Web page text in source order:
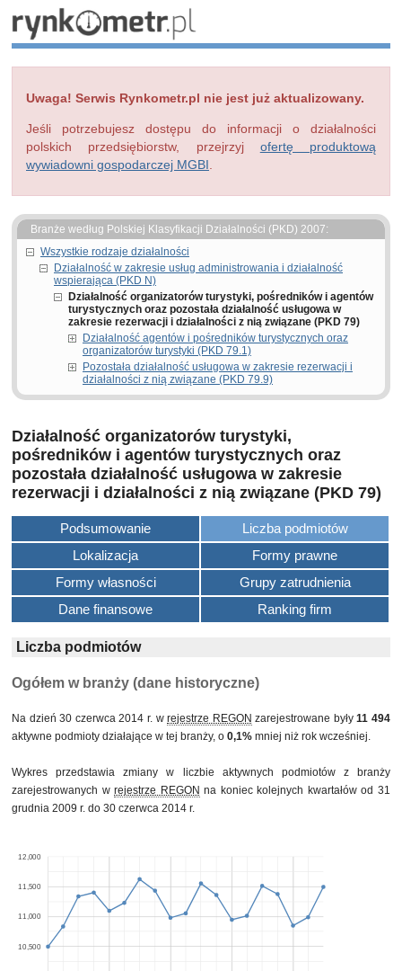
Uwaga! Serwis Rynkometr.pl nie jest już aktualizowany.
Jeśli potrzebujesz dostępu do informacji o działalności
polskich przedsiębiorstw, przejrzyj ofertę produktową
wywiadowni gospodarczej MGBI
Branże według Polskiej Klasyfikacji Działalności (PKD) 2007:
Wszystkie rodzaje działalności
Działalność w zakresie usług administrowania i działalność
wspierająca (PKD N)
Działalność organizatorów turystyki, pośredników i agentów
turystycznych oraz pozostała działalność usługowa w
zakresie rezerwacji i działalności z nią związane (PKD 79)
Działalność agentów i pośredników turystycznych oraz
organizatorów turystyki (PKD 79.1)
Pozostała działalność usługowa w zakresie rezerwacji i
działalności z nią związane (PKD 79.9)
Działalność organizatorów turystyki,
pośredników i agentów turystycznych oraz
pozostała działalność usługowa w zakresie
rezerwacji i działalności z nią związane (PKD 79)
Podsumowanie
Liczba podmiotów
Lokalizacja
Formy prawne
Formy własności
Grupy zatrudnienia
Dane finansowe
Ranking firm
Liczba podmiotów
Ogółem w branży (dane historyczne)
Na dzień 30 czerwca 2014 r. wrejestrze REGON zarejestrowane były11 494
aktywne podmioty działające w tej branży, o 0,1% mniej niż rok wcześniej.
Wykres przedstawia zmiany w liczbie aktywnych podmiotów z branży
zarejestrowanych wrejestrze REGON na koniec kolejnych kwartałów od 31
grudnia 2009 r. do 30 czerwca 2014 r.
10,500
11,000
11,500
12,000